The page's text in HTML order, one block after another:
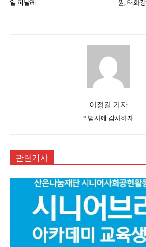
일 피날레
원, 태화
이정길 기자
* 범사에 감사하자
관련기사